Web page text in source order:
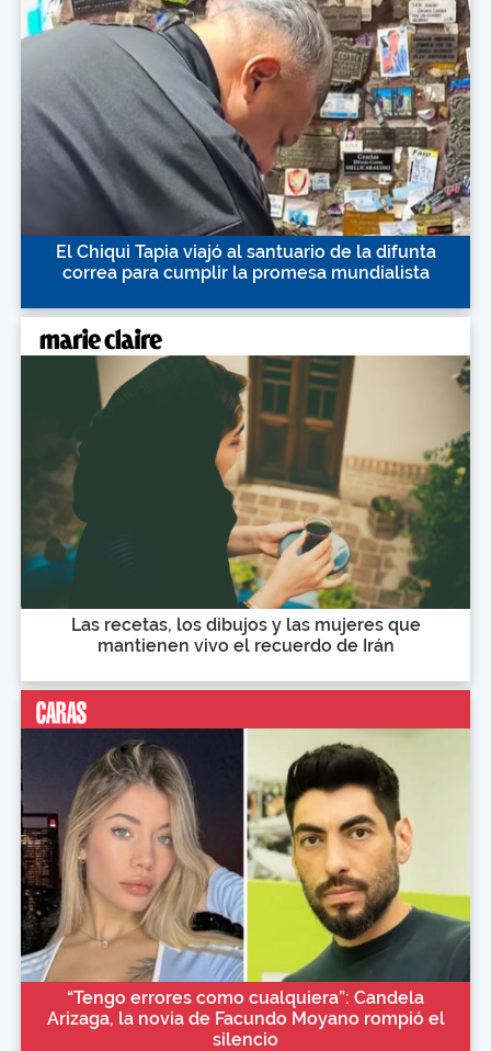
El Chiqui Tapia viajó al santuario de la difunta
correa para cumplir la promesa mundialista
Las recetas, los dibujos y las mujeres que
mantienen vivo el recuerdo de Irán
“Tengo errores como cualquiera”: Candela
Arizaga, la novia de Facundo Moyano rompió el
silencio